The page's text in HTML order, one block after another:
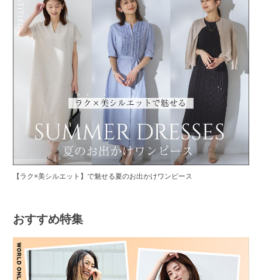
【ラク×美シルエット】で魅せる夏のお出かけワンピース
おすすめ特集